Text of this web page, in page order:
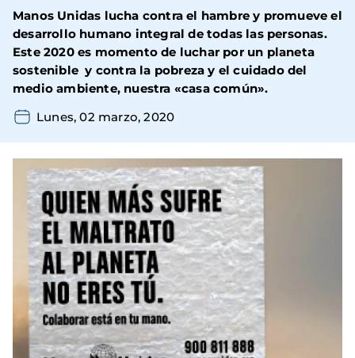
Manos Unidas lucha contra el hambre y promueve el
desarrollo humano integral de todas las personas.
Este 2020 es momento de luchar por un planeta
sostenible y contra la pobreza y el cuidado del
medio ambiente, nuestra «casa común».
Lunes, 02 marzo, 2020